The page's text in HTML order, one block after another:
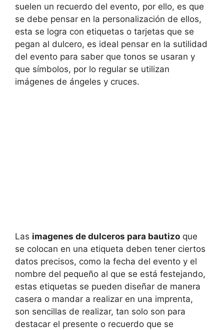
suelen un recuerdo del evento, por ello, es que
se debe pensar en la personalización de ellos,
esta se logra con etiquetas o tarjetas que se
pegan al dulcero, es ideal pensar en la sutilidad
del evento para saber que tonos se usaran y
que símbolos, por lo regular se utilizan
imágenes de ángeles y cruces.
Las imagenes de dulceros para bautizo que
se colocan en una etiqueta deben tener ciertos
datos precisos, como la fecha del evento y el
nombre del pequeño al que se está festejando,
estas etiquetas se pueden diseñar de manera
casera o mandar a realizar en una imprenta,
son sencillas de realizar, tan solo son para
destacar el presente o recuerdo que se